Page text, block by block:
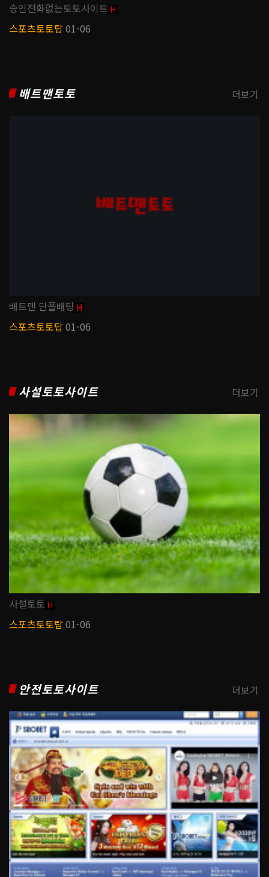
승인전화없는토토사이트 H
스포츠토토탑01-06
배트맨토토
배트맨 단폴배팅 H
스포츠토토탑01-06
더보기
사설토토사이트
사설토토 H
스포츠토토탑01-06
더보기
안전토토사이트 더보기